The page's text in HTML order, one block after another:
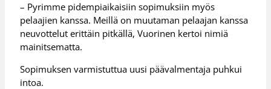
– Pyrimme pidempiaikaisiin sopimuksiin myös
pelaajien kanssa. Meillä on muutaman pelaajan kanssa
neuvottelut erittäin pitkällä, Vuorinen kertoi nimiä
mainitsematta.
Sopimuksen varmistuttua uusi päävalmentaja puhkui
intoa.